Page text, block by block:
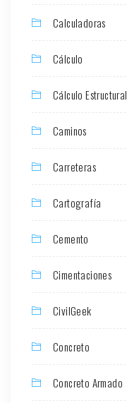
Calculadoras
Cálculo
Cálculo Estructural
Caminos
Carreteras
Cartografía
Cemento
Cimentaciones
CivilGeek
Concreto
Concreto Armado